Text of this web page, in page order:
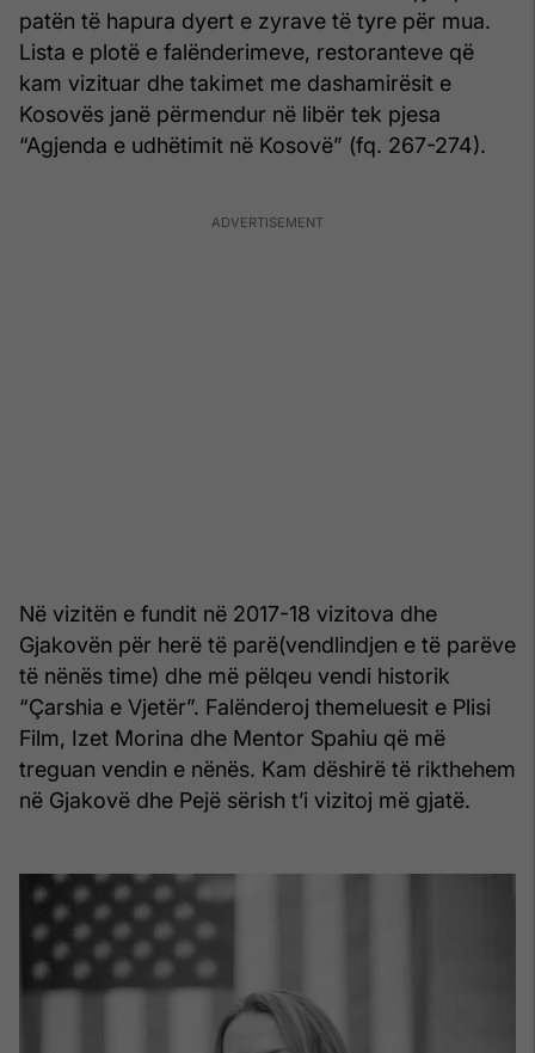
patën të hapura dyert e zyrave të tyre për mua.
Lista e plotë e falënderimeve, restoranteve që
kam vizituar dhe takimet me dashamirësit e
Kosovës janë përmendur në libër tek pjesa
“Agjenda e udhëtimit në Kosovë” (fq. 267-274).
Në vizitën e fundit në 2017-18 vizitova dhe
Gjakovën për herë të parë(vendlindjen e të parëve
të nënës time) dhe më pëlqeu vendi historik
“Çarshia e Vjetër”. Falënderoj themeluesit e Plisi
Film, Izet Morina dhe Mentor Spahiu që më
treguan vendin e nënës. Kam dëshirë të rikthehem
në Gjakovë dhe Pejë sërish t’i vizitoj më gjatë.